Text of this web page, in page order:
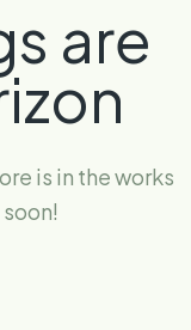
are
is in the works